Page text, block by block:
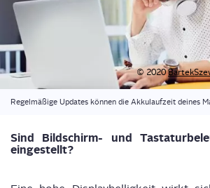
© 2020
Regel­mä­ßi­ge Updates kön­nen die Akku­lauf­zeit dei­nes
Sind Bild­schirm- und
eingestellt?